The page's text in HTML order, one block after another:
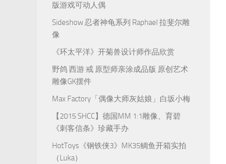
版游戏可动人偶
Sideshow 忍者神龟系列 Raphael 拉斐尔雕
像
《环太平洋》开菊兽设计师作品欣赏
野鸽 西游 戒 原型师亲涂成品版 原创艺术
雕像GK摆件
Max Factory「偶像大师灰姑娘」白坂小梅
【2015 SHCC】德国MM 1:1雕像、育碧
《刺客信条》珍藏手办
HotToys《钢铁侠3》MK35鲷鱼开箱实拍
（Luka）